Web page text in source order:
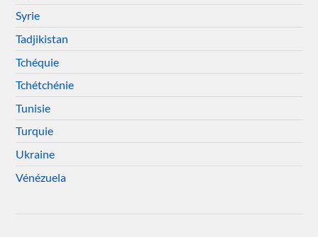
Syrie
Tadjikistan
Tchéquie
Tchétchénie
Tunisie
Turquie
Ukraine
Vénézuela